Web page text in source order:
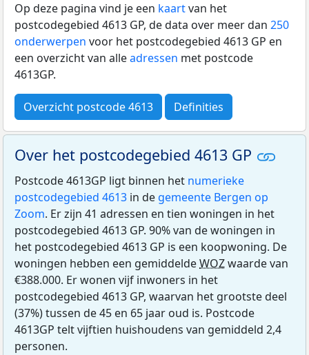
Op deze pagina vind je een kaartvan het
postcodegebied 4613 GP, de data over meer dan 250
onderwerpen voor het postcodegebied 4613 GP en
een overzicht van alleadressen met postcode
4613GP.
Overzicht postcode 4613 Definities
Over het postcodegebied 4613 GP
Postcode 4613GP ligt binnen het numerieke
postcodegebied 4613 in de gemeente Bergen op
Zoom. Er zijn 41 adressen en tien woningen in het
postcodegebied 4613 GP. 90% van de woningen in
het postcodegebied 4613 GP is een koopwoning. De
woningen hebben een gemiddeldeWOZwaarde van
€388.000. Er wonen vijf inwoners in het
postcodegebied 4613 GP, waarvan het grootste deel
(37%) tussen de 45 en 65 jaar oud is. Postcode
4613GP telt vijftien huishoudens van gemiddeld 2,4
personen.